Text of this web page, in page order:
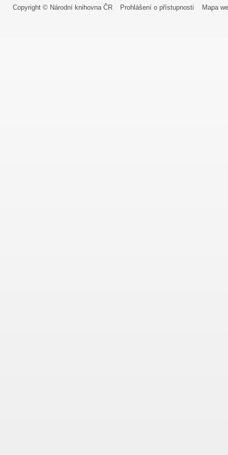
Copyright © Národní knihovna ČR Prohlášení o přístupnosti Mapa